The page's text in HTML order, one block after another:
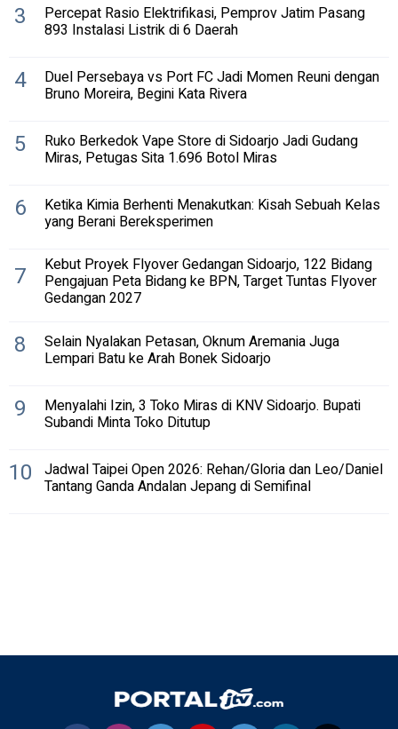
3 Percepat Rasio Elektrifikasi, Pemprov Jatim Pasang
893 Instalasi Listrik di 6 Daerah
4 Duel Persebaya vs Port FC Jadi Momen Reuni dengan
Bruno Moreira, Begini Kata Rivera
5 Ruko Berkedok Vape Store di Sidoarjo Jadi Gudang
Miras, Petugas Sita 1.696 Botol Miras
6 Ketika Kimia Berhenti Menakutkan: Kisah Sebuah Kelas
yang Berani Bereksperimen
7 Kebut Proyek Flyover Gedangan Sidoarjo, 122 Bidang
Pengajuan Peta Bidang ke BPN, Target Tuntas Flyover
Gedangan 2027
8 Selain Nyalakan Petasan, Oknum Aremania Juga
Lempari Batu ke Arah Bonek Sidoarjo
9 Menyalahi Izin, 3 Toko Miras di KNV Sidoarjo. Bupati
Subandi Minta Toko Ditutup
10 Jadwal Taipei Open 2026: Rehan/Gloria dan Leo/Daniel
Tantang Ganda Andalan Jepang di Semifinal